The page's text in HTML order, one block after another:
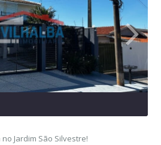
Jardim São Silvestre!